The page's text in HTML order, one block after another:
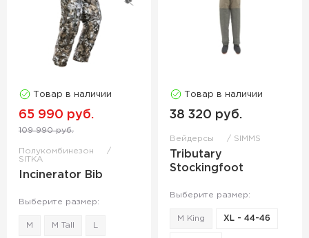
Товар в наличии
65 990 руб.
109 990 руб.
Полукомбинезон
SITKA
Incinerator Bib
Выберите размер:
M M Tall
Товар в наличии
38 320 руб.
Вейдерсы SIMMS
Tributary
Stockingfoot
Выберите размер:
M King XL - 44-46